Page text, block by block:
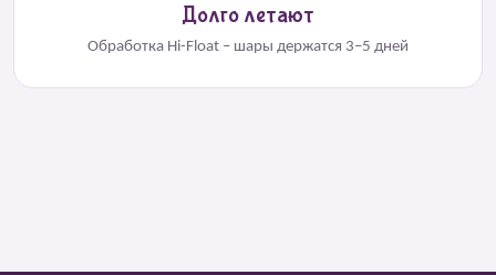
Долго летают
Обработка Hi-Float – шары держатся 3–5 дней